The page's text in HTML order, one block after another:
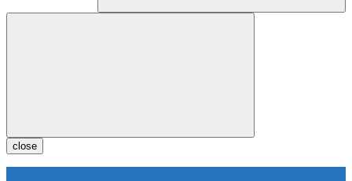
close